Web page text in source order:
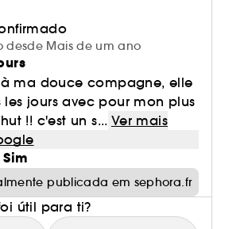
desde Mais de um ano
ma douce compagne, elle
les jours avec pour mon plus
!! c'est un s... Ver mais
publicada em sephora.fr
útil para ti?